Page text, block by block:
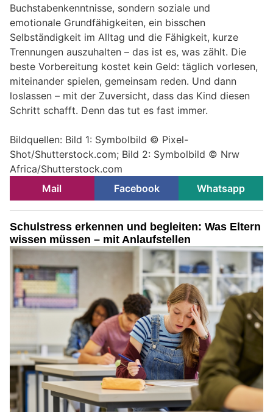
Buchstabenkenntnisse, sondern soziale und
emotionale Grundfähigkeiten, ein bisschen
Selbständigkeit im Alltag und die Fähigkeit, kurze
Trennungen auszuhalten – das ist es, was zählt. Die
beste Vorbereitung kostet kein Geld: täglich vorlesen,
miteinander spielen, gemeinsam reden. Und dann
loslassen – mit der Zuversicht, dass das Kind diesen
Schritt schafft. Denn das tut es fast immer.
Bildquellen: Bild 1: Symbolbild © Pixel-
Shot/Shutterstock.com; Bild 2: Symbolbild © Nrw
Africa/Shutterstock.com
Mail
Facebook Whatsapp
Schulstress erkennen und begleiten: Was Eltern
wissen müssen – mit Anlaufstellen